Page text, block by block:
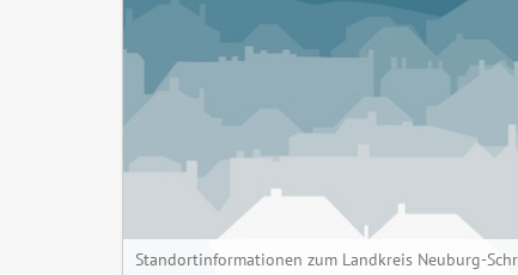
Standortinformationen zum Landkreis Neuburg-